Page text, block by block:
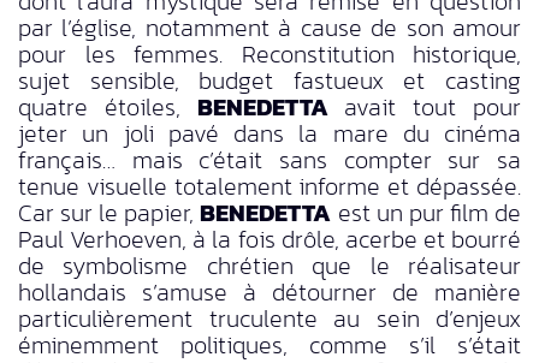
par l’église, notamment à cause de son amour
pour les femmes. Reconstitution historique,
sujet sensible, budget fastueux et casting
quatre étoiles, BENEDETTAavait tout pour
jeter un joli pavé dans la mare du cinéma
français… mais c’était sans compter sur sa
tenue visuelle totalement informe et dépassée.
Car sur le papier,BENEDETTA est un pur film de
Paul Verhoeven, à la fois drôle, acerbe et bourré
de symbolisme chrétien que le réalisateur
hollandais s’amuse à détourner de manière
particulièrement truculente au sein d’enjeux
éminemment politiques, comme s’il s’était